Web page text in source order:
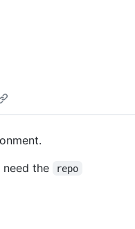
need the
repo